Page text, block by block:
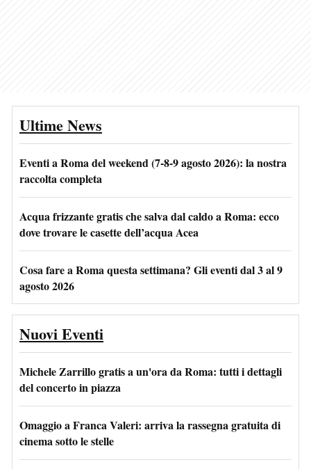
Ultime News
Eventi a Roma del weekend (7-8-9 agosto 2026): la nostra
raccolta completa
Acqua frizzante gratis che salva dal caldo a Roma: ecco
dove trovare le casette dell’acqua Acea
Cosa fare a Roma questa settimana? Gli eventi dal 3 al 9
agosto 2026
Nuovi Eventi
Michele Zarrillo gratis a un'ora da Roma: tutti i dettagli
del concerto in piazza
Omaggio a Franca Valeri: arriva la rassegna gratuita di
cinema sotto le stelle